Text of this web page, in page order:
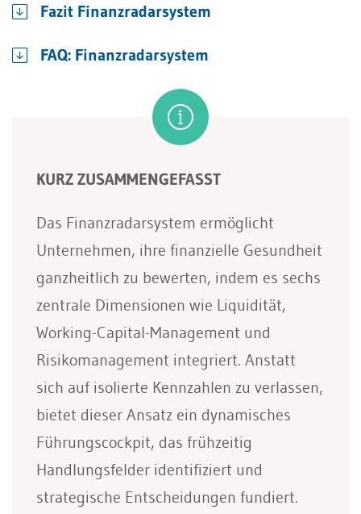
Fazit Finanzradarsystem
FAQ: Finanzradarsystem
KURZ ZUSAMMENGEFASST
Das Finanzradarsystem ermöglicht
Unternehmen, ihre finanzielle Gesundheit
ganzheitlich zu bewerten, indem es sechs
zentrale Dimensionen wie Liquidität,
Working-Capital-Management und
Risikomanagement integriert. Anstatt
sich auf isolierte Kennzahlen zu verlassen,
bietet dieser Ansatz ein dynamisches
Führungscockpit, das frühzeitig
Handlungsfelder identifiziert und
strategische Entscheidungen fundiert.